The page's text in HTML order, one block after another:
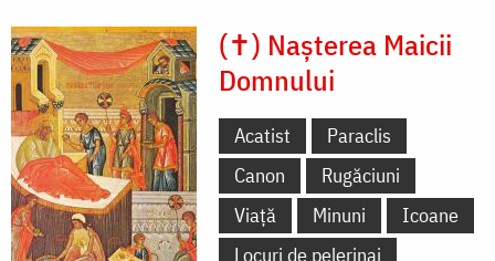
(✝) Nașterea Maicii
Domnului
Acatist
Paraclis
Canon
Rugăciuni
Viață
Minuni
Icoane
Locuri de pelerinaj